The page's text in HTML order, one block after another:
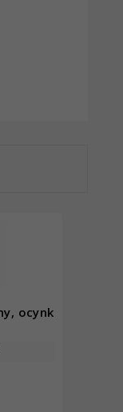
ocynk